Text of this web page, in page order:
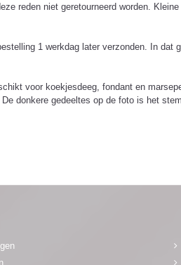
reden niet geretourneerd worden.
1 werkdag later verzonden. In dat
voor koekjesdeeg, fondant en
donkere gedeeltes op de foto is het